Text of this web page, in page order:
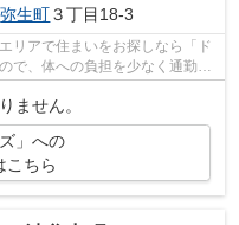
弥生町３丁目18-3
リアで住まいをお探しなら「ド
で、体への負担を少なく通勤・
ません。
」への
こちら